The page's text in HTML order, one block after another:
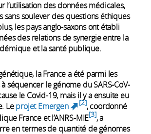
l’utilisation des données médicales,
sans soulever des questions éthiques
les pays anglo-saxons ont établi
des relations de synergie entre la
et la santé publique.
la France a été parmi les
séquencer le génome du SARS-CoV-
le Covid-19, mais il y a ensuite eu
Leprojet Emergen
(link is
external)
2 , coordonné
France et l’ANRS-MIE 3 , a
en termes de quantité de génomes